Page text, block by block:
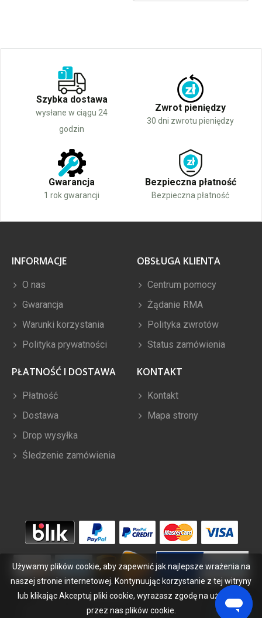
Szybka dostawa
wysłane w ciągu 24
godzin
Zwrot pieniędzy
30 dni zwrotu pieniędzy
Gwarancja
1 rok gwarancji
Bezpieczna płatność
Bezpieczna płatność
INFORMACJE
O nas
Gwarancja
Warunki korzystania
Polityka prywatności
OBSŁUGA KLIENTA
Centrum pomocy
Żądanie RMA
Polityka zwrotów
Status zamówienia
PŁATNOŚĆ I DOSTAWA
Płatność
Dostawa
Drop wysyłka
Śledzenie zamówienia
KONTAKT
Kontakt
Mapa strony
Copyright ©2026 bateriabuy.pl. Wszelkie prawa zastrzeżone.
Wyznaczone znaki handlowe i marki są własnością ich właścicieli.
Używamy plików cookie, aby zapewnić jak najlepsze wrażenia na
naszej stronie internetowej. Kontynuując korzystanie z tej witryny
lub klikając Akceptuj pliki cookie, wyrażasz zgodę na używanie
przez nas plików cookie.